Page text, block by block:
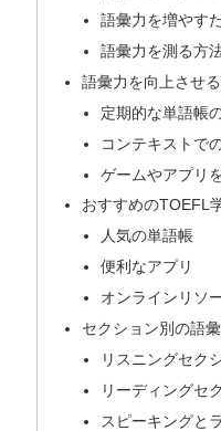
語彙力を増やす
語彙力を測る方
語彙力を向上させ
定期的な単語帳
コンテキストで
ゲームやアプリ
おすすめのTOEFL
人気の単語帳
便利なアプリ
オンラインリソ
セクション別の語
リスニングセク
リーディングセ
スピーキングと